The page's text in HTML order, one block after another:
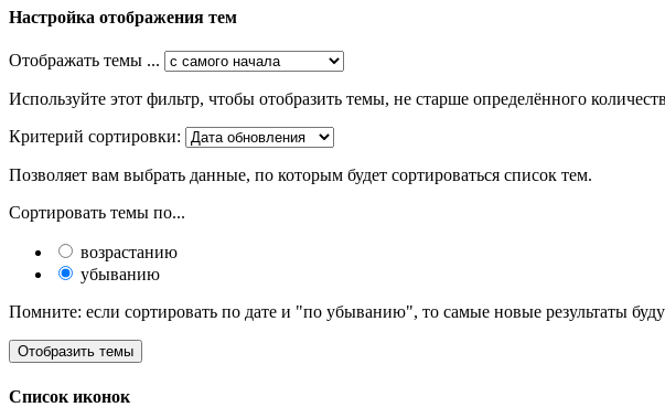
Настройка отображения тем
Отображать темы ...
Используйте этот фильтр, чтобы отобразить темы, не старше определённого
Критерий сортировки:
Позволяет вам выбрать данные, по которым будет сортироваться список тем.
Сортировать темы по...
возрастанию
убыванию
Помните: если сортировать по дате и "по убыванию", то самые новые результаты
Список иконок